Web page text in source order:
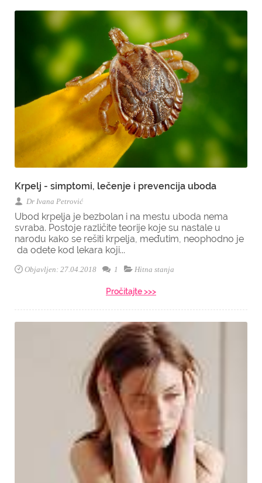
Krpelj - simptomi, lečenje i prevencija uboda
Dr Ivana Petrović
Ubod krpelja je bezbolan i na mestu uboda nema
svraba. Postoje različite teorije koje su nastale u
narodu kako se rešiti krpelja, međutim, neophodno je
da odete kod lekara koji...
Objavljen: 27.04.2018 1 Hitna stanja
Pročitajte >>>